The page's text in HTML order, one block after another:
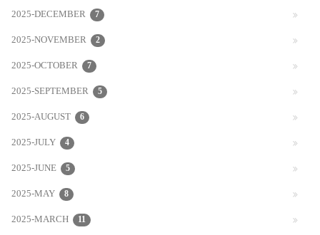
2025-DECEMBER 7
2025-NOVEMBER 2
2025-OCTOBER 7
2025-SEPTEMBER 5
2025-AUGUST 6
2025-JULY 4
2025-JUNE 5
2025-MAY 8
2025-MARCH 11